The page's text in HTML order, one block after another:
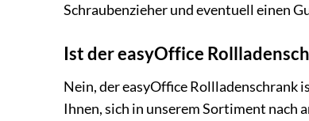
Schraubenzieher und eventuell einen
Ist der easyOffice
Nein, der easyOffice Rollladenschrank
Ihnen, sich in unserem Sortiment nach